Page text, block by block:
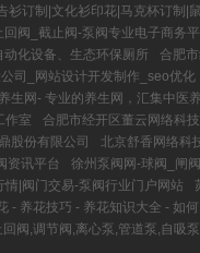
衫订制|文化衫印花|马克杯订制|
阀_截止阀-泵阀专业电子商务
化设备、生态环保厕所 合肥
司_网站设计开发制作_seo优化
生网- 专业的养生网，汇集中医
作室 合肥市经开区董云网络科
股份有限公司 北京舒香网络科
资讯平台
徐州泵阀网-球阀_闸
情|阀门交易-泵阀行业门户网站
- 养花技巧 - 养花知识大全 - 如
阀,调节阀,离心泵,管道泵,自吸